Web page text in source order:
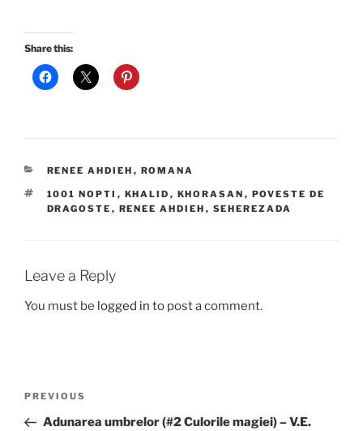
Share this:
CATEGORIES
RENEE AHDIEH , ROMANA
TAGS
1001 NOPTI , KHALID , KHORASAN , POVESTE DE
DRAGOSTE , RENEE AHDIEH , SEHEREZADA
Leave a Reply
You must be logged in to post a comment.
Previous
Post
PREVIOUS
Adunarea umbrelor (#2 Culorile magiei) – V.E.